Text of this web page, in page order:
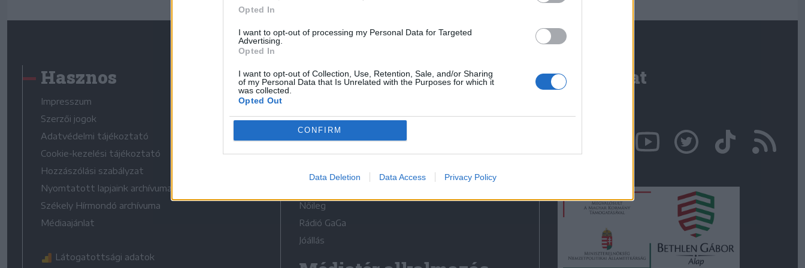
Opted In
I want to opt-out of processing my Personal Data for Targeted
Advertising.
Opted In
I want to opt-out of Collection, Use, Retention, Sale, and/or Sharing
of my Personal Data that Is Unrelated with the Purposes for which it
was collected.
Opted Out
CONFIRM
Data Deletion Data Access Privacy Policy
Hasznos
Impresszum
Szerzői jogok
Adatvédelmi tájékoztató
Cookie-kezelési tájékoztató
Hozzászólási szabályzat
Nyomtatott lapjaink archívuma
Székely Hírmondó archívuma
Médiaajánlat
Látogatottsági adatok
Médiatér
Liget
Krónika
Bihari Napló
Nőileg
Rádió GaGa
Jóállás
Kapcsolat